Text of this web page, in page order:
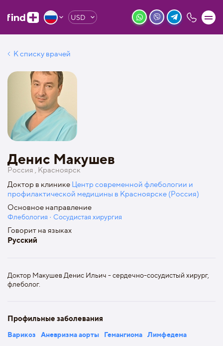
USD
К списку врачей
Денис Макушев
Россия , Красноярск
Доктор в клинике Центр современной флебологии и
профилактической медицины в Красноярске (Россия)
Основное направление
Флебология · Сосудистая хирургия
Говорит на языках
Русский
Доктор Макушев Денис Ильич - сердечно-сосудистый хирург,
флеболог.
Профильные заболевания
Варикоз Аневризма аорты Гемангиома Лимфедема